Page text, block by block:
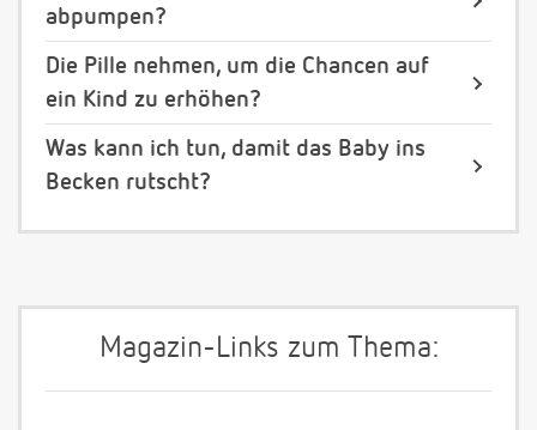
abpumpen?
Die Pille nehmen, um die Chancen auf
ein Kind zu erhöhen?
Was kann ich tun, damit das Baby ins
Becken rutscht?
Magazin-Links zum Thema: